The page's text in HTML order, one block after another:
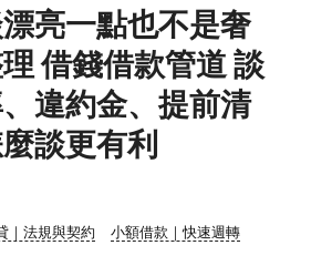
亮一點也不是奢
借錢借款管道 談
違約金、提前清
談更有利
｜法規與契約 小額借款｜快速週轉